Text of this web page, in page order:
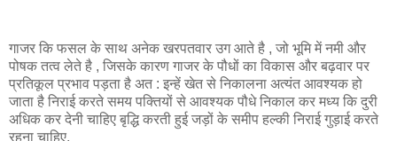
गाजर कि फसल के साथ अनेक खरपतवार उग आते है , जो भूमि में नमी और
पोषक तत्व लेते है , जिसके कारण गाजर के पौधों का विकास और बढ़वार पर
प्रतिकूल प्रभाव पड़ता है अत : इन्हें खेत से निकालना अत्यंत आवश्यक हो
जाता है निराई करते समय पक्तियों से आवश्यक पौधे निकाल कर मध्य कि दुरी
अधिक कर देनी चाहिए बृद्धि करती हुई जड़ों के समीप हल्की निराई गुड़ाई करते
रहना चाहिए.